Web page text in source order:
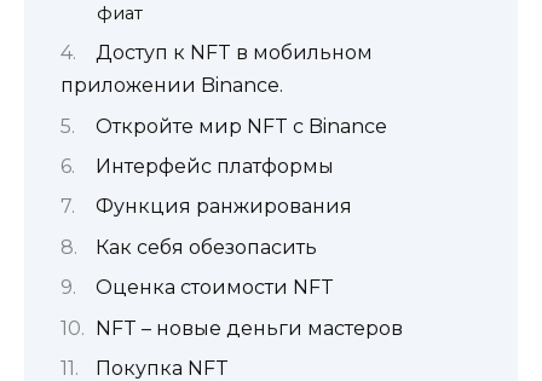
фиат
Доступ к NFT в мобильном
приложении Binance.
Откройте мир NFT с Binance
Интерфейс платформы
Функция ранжирования
Как себя обезопасить
Оценка стоимости NFT
NFT – новые деньги мастеров
Покупка NFT